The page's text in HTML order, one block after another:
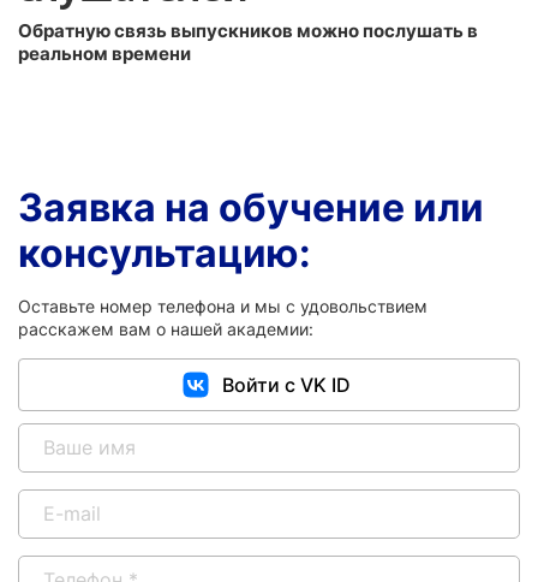
Обратную связь выпускников можно послушать в
реальном времени
Заявка на обучение или
консультацию:
Оставьте номер телефона и мы с удовольствием
расскажем вам о нашей академии:
Войти с VK ID